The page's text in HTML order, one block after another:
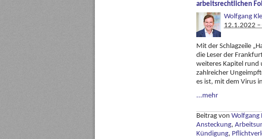
arbeitsrechtlichen
Wolfgang
12.1.2022
Mit der Schlagzeile
die Leser der
weiteres Kapitel rund
zahlreicher
es ist, mit dem Virus
...mehr
Beitrag von Wolfgang
Ansteckung,
Kündigung,